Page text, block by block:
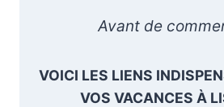
Avant de
VOICI LES LIENS
VOS VACANCES À